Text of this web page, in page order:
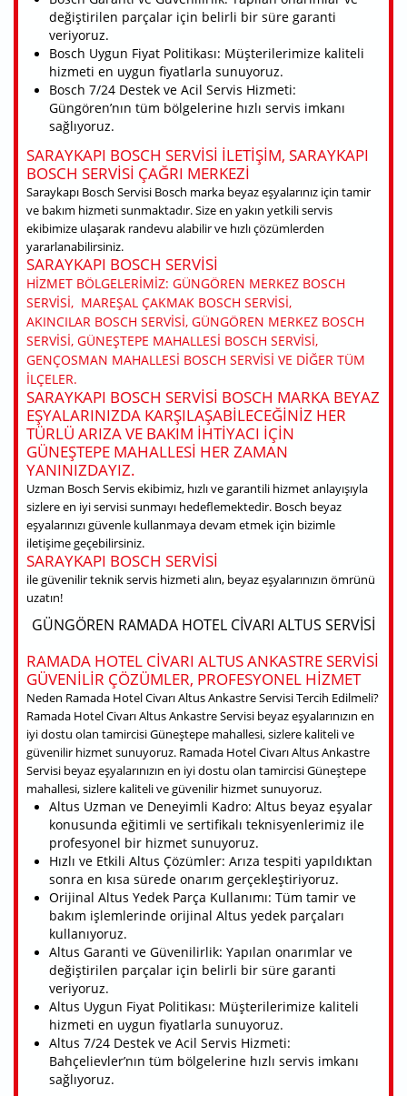
değiştirilen parçalar için belirli bir süre garanti
veriyoruz.
Bosch Uygun Fiyat Politikası: Müşterilerimize kaliteli
hizmeti en uygun fiyatlarla sunuyoruz.
Bosch 7/24 Destek ve Acil Servis Hizmeti:
Güngören’nın tüm bölgelerine hızlı servis imkanı
sağlıyoruz.
SARAYKAPI BOSCH SERVISI ILETIŞIM, SARAYKAPI
BOSCH SERVISI ÇAĞRI MERKEZI
Saraykapı Bosch Servisi Bosch marka beyaz eşyalarınız için tamir
ve bakım hizmeti sunmaktadır. Size en yakın yetkili servis
ekibimize ulaşarak randevu alabilir ve hızlı çözümlerden
yararlanabilirsiniz.
SARAYKAPI BOSCH SERVISI
HIZMET BÖLGELERIMIZ: GÜNGÖREN MERKEZ BOSCH
SERVISI, MAREŞAL ÇAKMAK BOSCH SERVISI,
AKINCILAR BOSCH SERVISI, GÜNGÖREN MERKEZ BOSCH
SERVISI, GÜNEŞTEPE MAHALLESI BOSCH SERVISI,
GENÇOSMAN MAHALLESI BOSCH SERVISI VE DIĞER TÜM
ILÇELER.
SARAYKAPI BOSCH SERVISI BOSCH MARKA BEYAZ
EŞYALARINIZDA KARŞILAŞABILECEĞINIZ HER
TÜRLÜ ARIZA VE BAKIM IHTIYACI IÇIN
GÜNEŞTEPE MAHALLESI HER ZAMAN
YANINIZDAYIZ.
Uzman Bosch Servis ekibimiz, hızlı ve garantili hizmet anlayışıyla
sizlere en iyi servisi sunmayı hedeflemektedir. Bosch beyaz
eşyalarınızı güvenle kullanmaya devam etmek için bizimle
iletişime geçebilirsiniz.
SARAYKAPI BOSCH SERVISI
ile güvenilir teknik servis hizmeti alın, beyaz eşyalarınızın ömrünü
uzatın!
GÜNGÖREN RAMADA HOTEL CIVARI ALTUS SERVISI
RAMADA HOTEL CIVARI ALTUS ANKASTRE SERVISI
GÜVENILIR ÇÖZÜMLER, PROFESYONEL HIZMET
Neden Ramada Hotel Civarı Altus Ankastre Servisi Tercih Edilmeli?
Ramada Hotel Civarı Altus Ankastre Servisi beyaz eşyalarınızın en
iyi dostu olan tamircisi Güneştepe mahallesi, sizlere kaliteli ve
güvenilir hizmet sunuyoruz. Ramada Hotel Civarı Altus Ankastre
Servisi beyaz eşyalarınızın en iyi dostu olan tamircisi Güneştepe
mahallesi, sizlere kaliteli ve güvenilir hizmet sunuyoruz.
Altus Uzman ve Deneyimli Kadro: Altus beyaz eşyalar
konusunda eğitimli ve sertifikalı teknisyenlerimiz ile
profesyonel bir hizmet sunuyoruz.
Hızlı ve Etkili Altus Çözümler: Arıza tespiti yapıldıktan
sonra en kısa sürede onarım gerçekleştiriyoruz.
Orijinal Altus Yedek Parça Kullanımı: Tüm tamir ve
bakım işlemlerinde orijinal Altus yedek parçaları
kullanıyoruz.
Altus Garanti ve Güvenilirlik: Yapılan onarımlar ve
değiştirilen parçalar için belirli bir süre garanti
veriyoruz.
Altus Uygun Fiyat Politikası: Müşterilerimize kaliteli
hizmeti en uygun fiyatlarla sunuyoruz.
Altus 7/24 Destek ve Acil Servis Hizmeti:
Bahçelievler’nın tüm bölgelerine hızlı servis imkanı
sağlıyoruz.